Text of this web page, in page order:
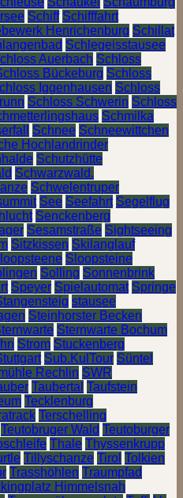
Schiff Schifffahrt
Henrichenburg Schillat
Schlegeisstausee
Auerbach Schloss
Bückeburg Schloss
Iggenhausen Schloss
Schloss Schwerin Schloss
Schmilka
Schnee Schneewittchen
Hochlandrinder
Schutzhütte
Schwarzwald.
Schwelentruper
See Seefahrt Segelflug
Senckenberg
Sesamstraße Sightseeing
Sitzkissen Skilanglauf
Sloopsteine
Solling Sonnenbrink
Speyer Spielautomat Springe
stausee
Steinhorster Becken
Sternwarte Bochum
Strom Stuckenberg
Sub.KulTour Süntel
Rechlin SWR
Taubertal Taufstein
Tecklenburg
Terschelling
Teutobruger Wald Teutoburger
Thale Thyssenkrupp
Tillyschanze Tirol Tolkien
Trasshöhlen Traumpfad
Himmelsnah